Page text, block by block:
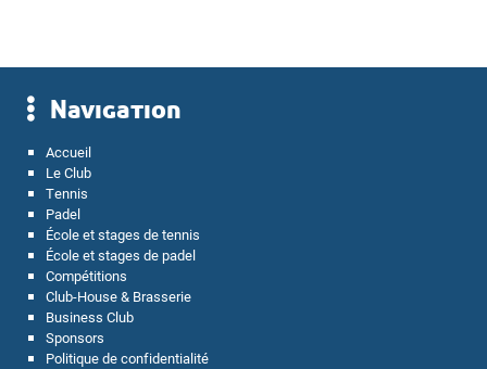
Navigation
Accueil
Le Club
Tennis
Padel
École et stages de tennis
École et stages de padel
Compétitions
Club-House & Brasserie
Business Club
Sponsors
Politique de confidentialité